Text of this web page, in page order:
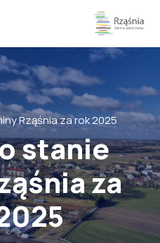
Rząśnia za rok 2025
stanie
za